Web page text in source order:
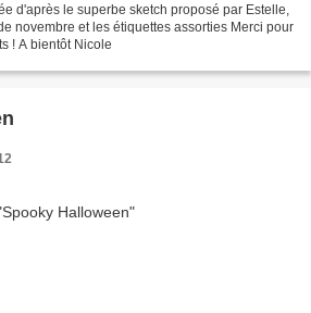
d'après le superbe sketch proposé par Estelle,
novembre et les étiquettes assorties Merci pour
! A bientôt Nicole